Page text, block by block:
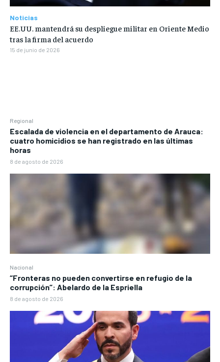
Regional
Escalada de violencia en el departamento de Arauca:
cuatro homicidios se han registrado en las últimas
horas
8 de agosto de 2026
Nacional
“Fronteras no pueden convertirse en refugio de la
corrupción”: Abelardo de la Espriella
8 de agosto de 2026
Noticias
EE.UU. mantendrá su despliegue militar en Oriente Medio
tras la firma del acuerdo
15 de junio de 2026